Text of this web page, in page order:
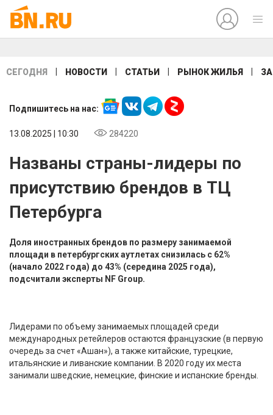
СЕГОДНЯ НОВОСТИ СТАТЬИ РЫНОК ЖИЛЬЯ
Подпишитесь на нас:
13.08.2025 | 10:30 284220
Названы страны-лидеры по
присутствию брендов в ТЦ
Петербурга
Доля иностранных брендов по размеру занимаемой
площади в петербургских аутлетах снизилась с 62%
(начало 2022 года) до 43% (середина 2025 года),
подсчитали эксперты NF Group.
Лидерами по объему занимаемых площадей среди
международных ретейлеров остаются французские (в первую
очередь за счет «Ашан»), а также китайские, турецкие,
итальянские и ливанские компании. В 2020 году их места
занимали шведские, немецкие, финские и испанские бренды.